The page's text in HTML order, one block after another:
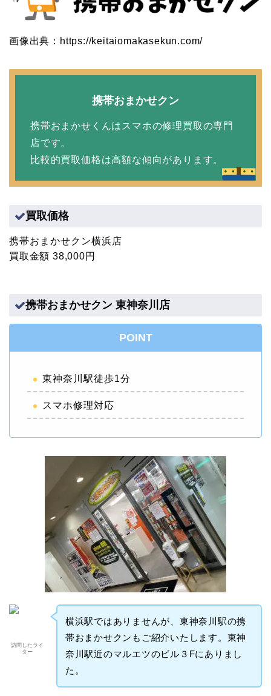
画像出典：https://keitaiomakasekun.com/
携帯おまかせクン
携帯おまかせくんはスマホの修理買取の専門
店です。
比較的買取価格は高額な傾向があります。
買取価格
携帯おまかせクン横浜店
買取金額 38,000円
携帯おまかせクン 東神奈川店
POINT
東神奈川駅徒歩1分
スマホ修理対応
訪問したライ
ター
横浜駅ではありませんが、東神奈川駅の携
帯おまかせクンもご紹介いたします。東神
奈川駅近のマルエツのビル３Fにありまし
た。